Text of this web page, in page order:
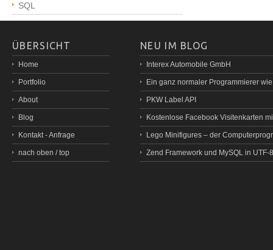
SQL
ÜBERSICHT
Home
Portfolio
About
Blog
Kontakt - Anfrage
nach oben / top
NEU IM BLOG
Interex Automobile GmbH
Ein ganz normaler Programmierer
PKW Label API
Kostenlose Facebook Visitenkarten
Lego Minifigures – der
Zend Framework und MySQL in